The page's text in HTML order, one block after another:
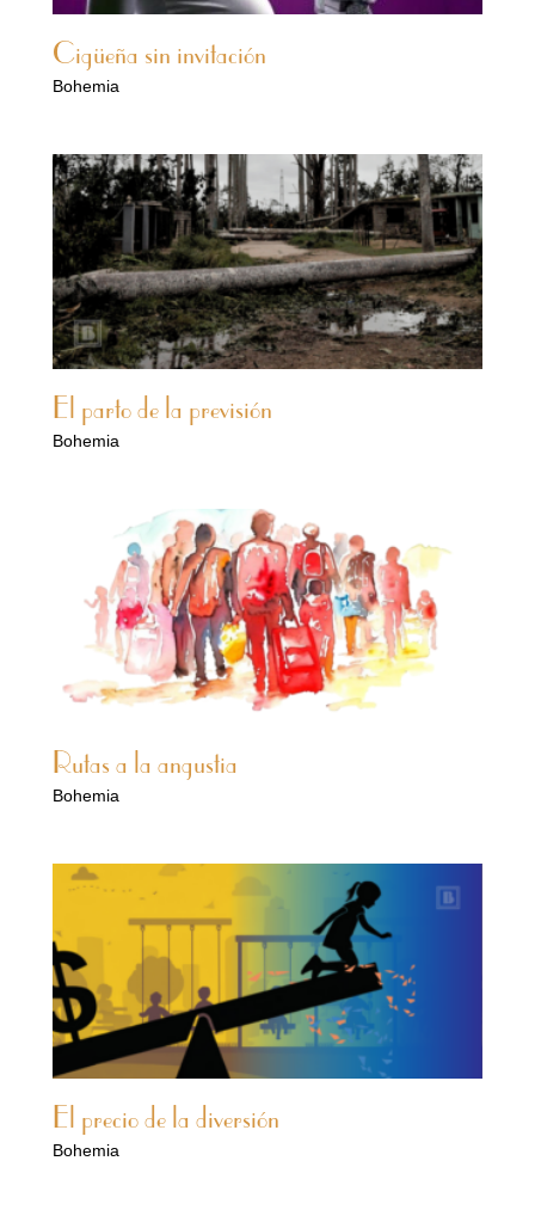
Cigüeña sin invitación
Bohemia
El parto de la previsión
Bohemia
Rutas a la angustia
Bohemia
El precio de la diversión
Bohemia